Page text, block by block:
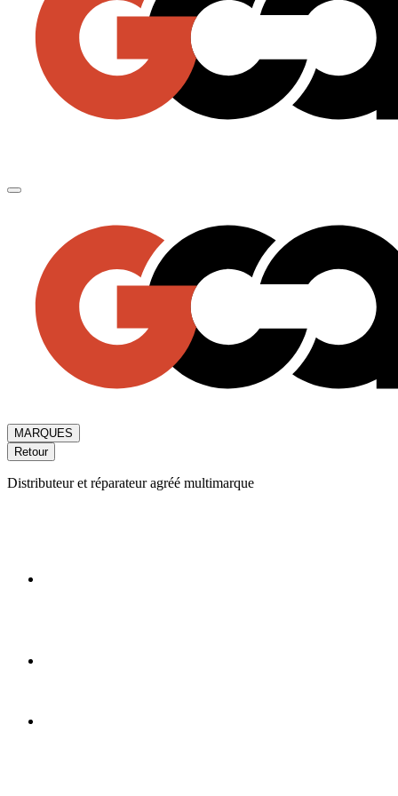
MARQUES
Retour
Distributeur et réparateur agréé multimarque